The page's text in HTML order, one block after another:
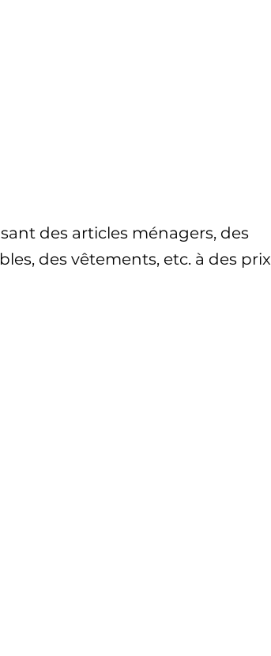
des articles ménagers, des
des vêtements, etc. à des prix